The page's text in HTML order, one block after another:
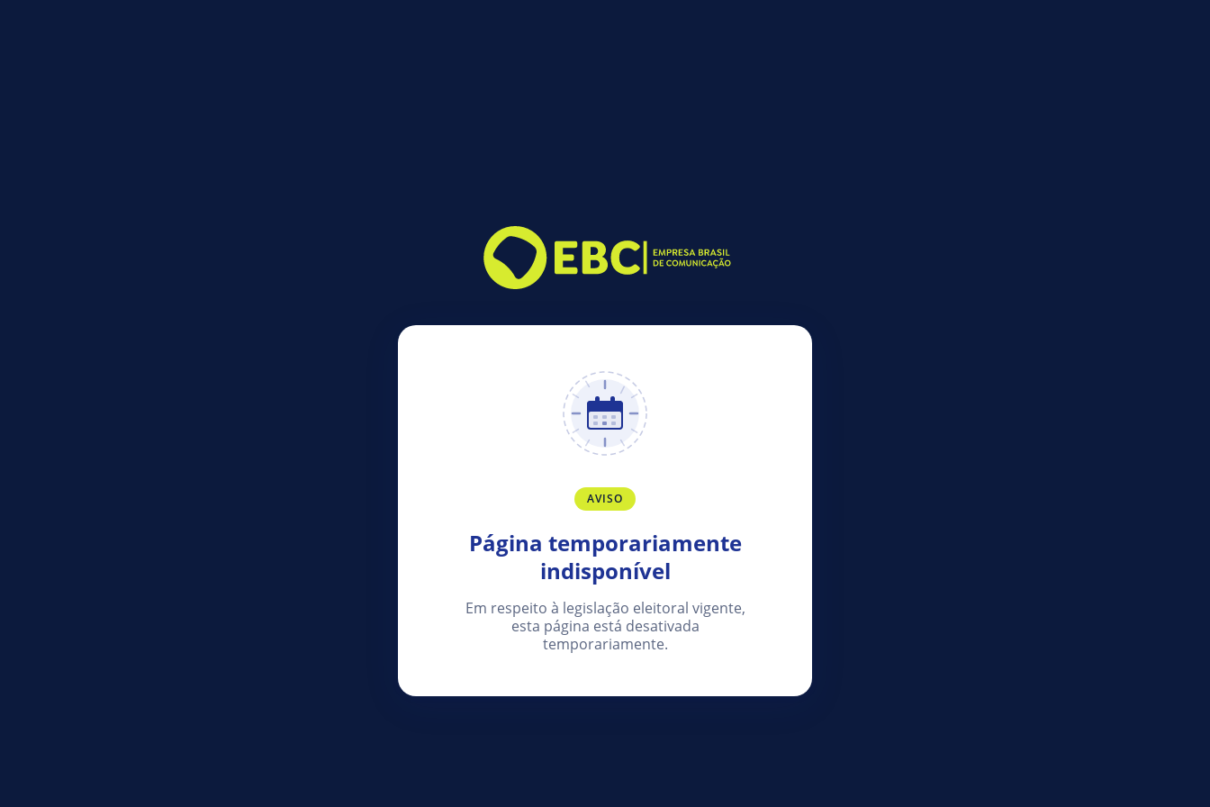
AVISO
Página temporariamente
indisponível
Em respeito à legislação eleitoral vigente,
esta página está desativada
temporariamente.